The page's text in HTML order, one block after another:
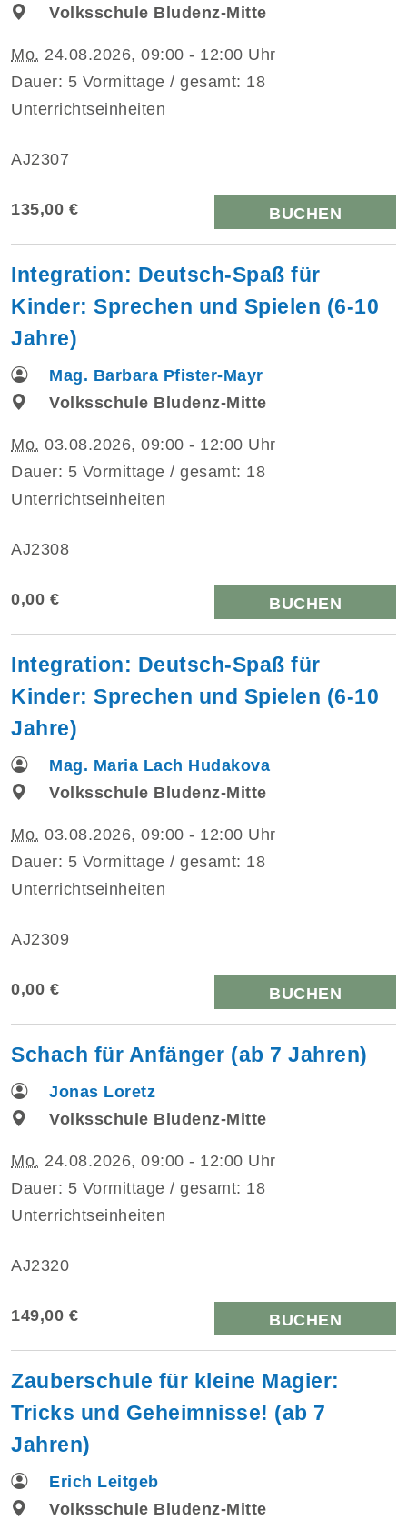
Volksschule Bludenz-Mitte
Mo. 24.08.2026, 09:00 - 12:00 Uhr
Dauer: 5 Vormittage / gesamt: 18
Unterrichtseinheiten
AJ2307
135,00 € BUCHEN
Integration: Deutsch-Spaß für
Kinder: Sprechen und Spielen (6-10
Jahre)
Mag. Barbara Pfister-Mayr
Volksschule Bludenz-Mitte
Mo. 03.08.2026, 09:00 - 12:00 Uhr
Dauer: 5 Vormittage / gesamt: 18
Unterrichtseinheiten
AJ2308
0,00 € BUCHEN
Integration: Deutsch-Spaß für
Kinder: Sprechen und Spielen (6-10
Jahre)
Mag. Maria Lach Hudakova
Volksschule Bludenz-Mitte
Mo. 03.08.2026, 09:00 - 12:00 Uhr
Dauer: 5 Vormittage / gesamt: 18
Unterrichtseinheiten
AJ2309
0,00 € BUCHEN
Schach für Anfänger (ab 7 Jahren)
Jonas Loretz
Volksschule Bludenz-Mitte
Mo. 24.08.2026, 09:00 - 12:00 Uhr
Dauer: 5 Vormittage / gesamt: 18
Unterrichtseinheiten
AJ2320
149,00 € BUCHEN
Zauberschule für kleine Magier:
Tricks und Geheimnisse! (ab 7
Jahren)
Erich Leitgeb
Volksschule Bludenz-Mitte